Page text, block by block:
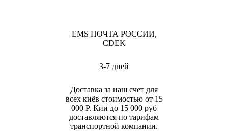
EMS ПОЧТА РОССИИ,
CDEK
3-7 дней
Доставка за наш счет для
всех киёв стоимостью от 15
000 Р. Кии до 15 000 руб
доставляются по тарифам
транспортной компании.